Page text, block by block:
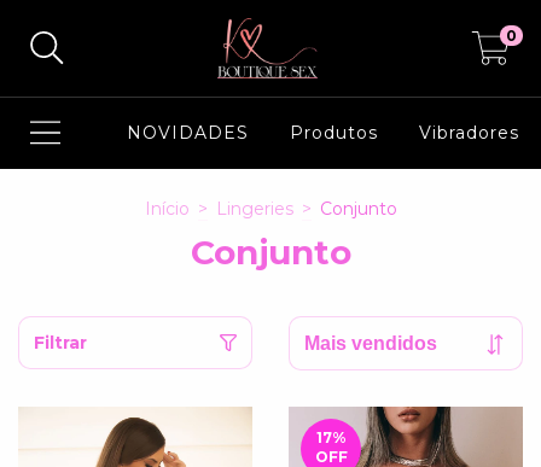
0
NOVIDADES Produtos Vibradores
Início > Lingeries > Conjunto
Conjunto
Filtrar
17%
OFF